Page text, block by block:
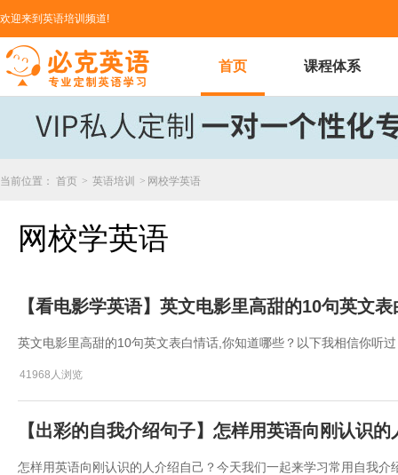
欢迎来到英语培训频道!
首页 课程体系
当前位置： 首页 > 英语培训 > 网校学英语
网校学英语
【看电影学英语】英文电影里高甜的10句英文
英文电影里高甜的10句英文表白情话,你知道哪些？以下我相信你听
41968人浏览
【出彩的自我介绍句子】怎样用英语向刚认识
怎样用英语向刚认识的人介绍自己？今天我们一起来学习常用自我介